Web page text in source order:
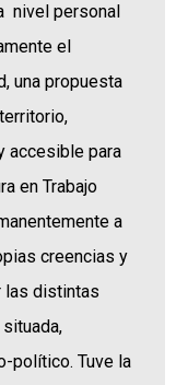
nivel personal
el
una propuesta
accesible para
en Trabajo
a
creencias y
las distintas
político. Tuve la